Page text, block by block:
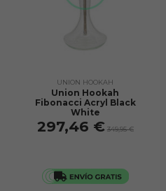
UNION HOOKAH
Union Hookah
Fibonacci Acryl Black
White
297,46 € 349,95 €